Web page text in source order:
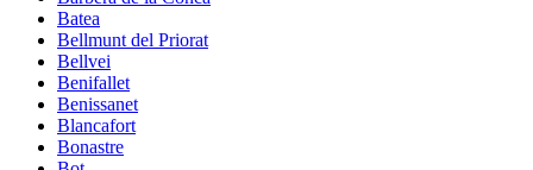
Batea
Bellmunt del Priorat
Bellvei
Benifallet
Benissanet
Blancafort
Bonastre